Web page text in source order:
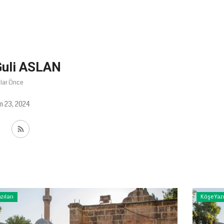
ASLAN
Önce
23, 2024
Köşe